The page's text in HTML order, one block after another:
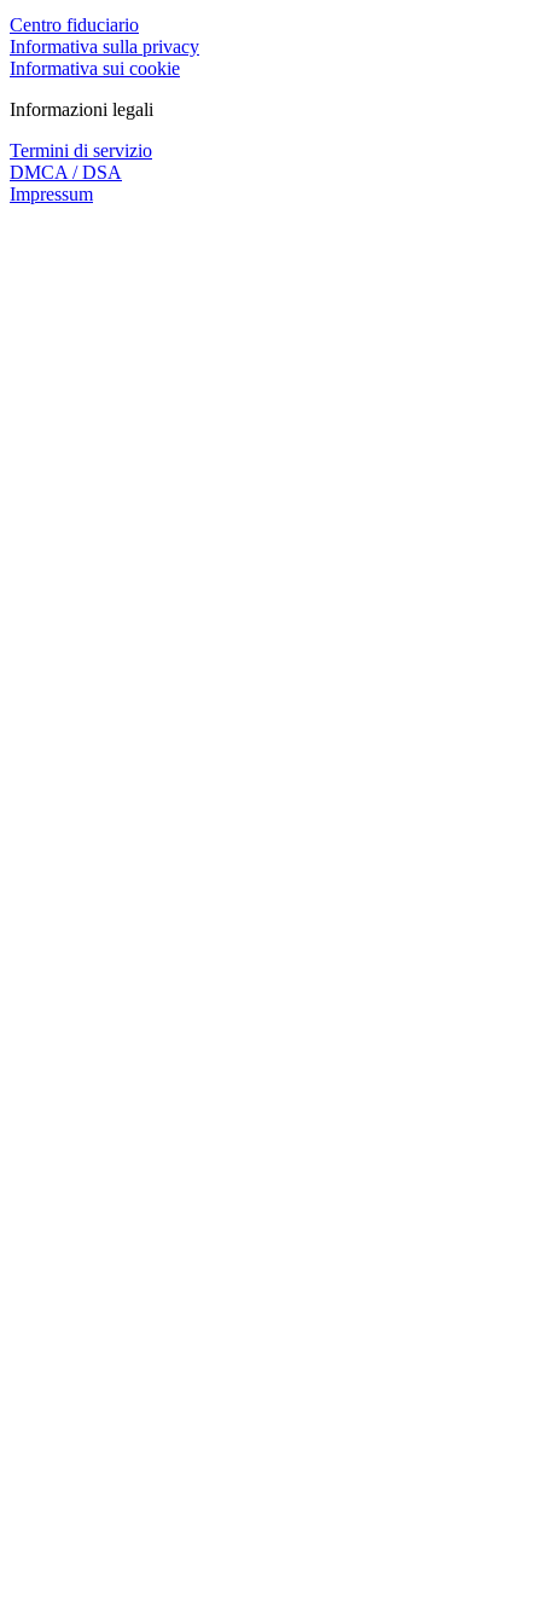
Centro fiduciario
Informativa sulla privacy
Informativa sui cookie
Informazioni legali
Termini di servizio
DMCA / DSA
Impressum